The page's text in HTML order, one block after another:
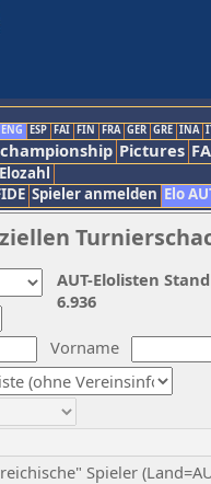
ENG ESP FAI FIN FRA GER GRE INA
Pictures
Spieler anmelden Elo
Vorname
Spieler
AUT-Elolisten
6.936